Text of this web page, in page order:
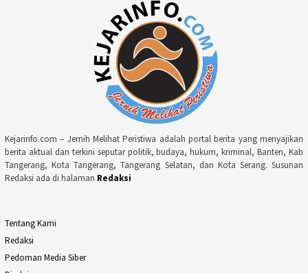
Kejarinfo.com – Jernih Melihat Peristiwa adalah portal berita yang menyajikan
berita aktual dan terkini seputar politik, budaya, hukum, kriminal, Banten, Kab
Tangerang, Kota Tangerang, Tangerang Selatan, dan Kota Serang. Susunan
Redaksi ada di halaman Redaksi
Tentang Kami
Redaksi
Pedoman Media Siber